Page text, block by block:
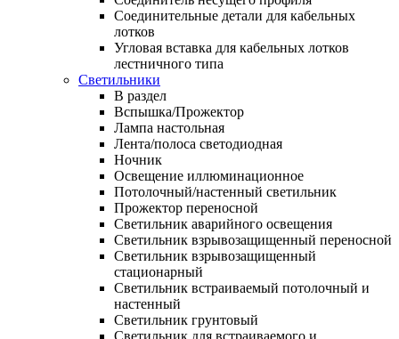
Соединительные детали для кабельных
лотков
Угловая вставка для кабельных лотков
лестничного типа
Светильники
В раздел
Вспышка/Прожектор
Лампа настольная
Лента/полоса светодиодная
Ночник
Освещение иллюминационное
Потолочный/настенный светильник
Прожектор переносной
Светильник аварийного освещения
Светильник взрывозащищенный переносной
Светильник взрывозащищенный
стационарный
Светильник встраиваемый потолочный и
настенный
Светильник грунтовый
Светильник для встраиваемого и